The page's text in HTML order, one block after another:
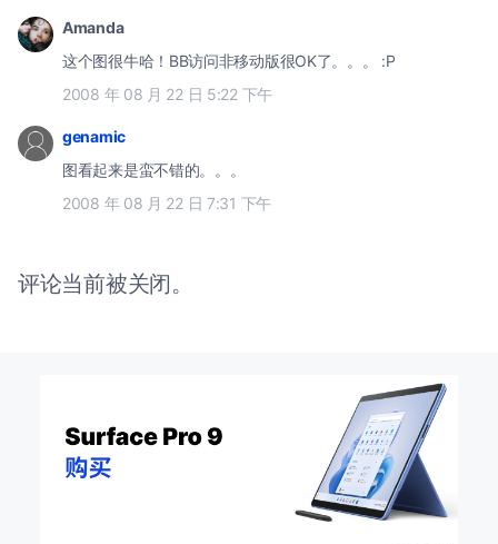
Amanda
这个图很牛哈！BB访问非移动版很OK了。。。 :P
2008 年 08 月 22 日 5:22 下午
genamic
图看起来是蛮不错的。。。
2008 年 08 月 22 日 7:31 下午
评论当前被关闭。